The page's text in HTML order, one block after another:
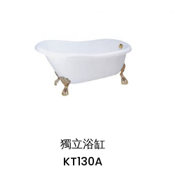
獨立浴缸
KT130A